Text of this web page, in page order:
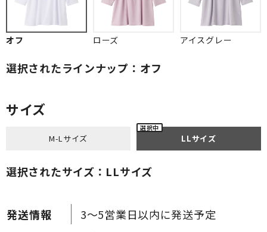
3～5営業日以内に発送予定
オフ ローズ アイスグレー
選択されたラインナップ：オフ
サイズ
M-Lサイズ LLサイズ
選択されたサイズ：LLサイズ